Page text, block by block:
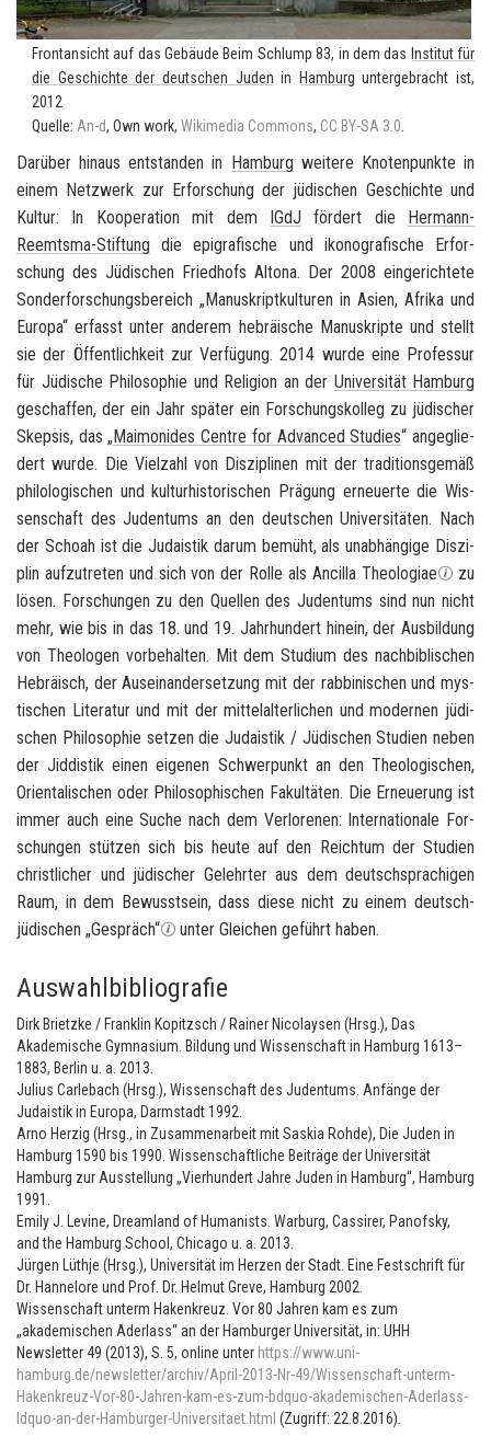
Front­an­sicht auf das Ge­bäu­de Beim Schlump 83, in dem das In­sti­tut für
die Ge­schich­te der deut­schen Juden in Ham­burg un­ter­ge­bracht ist,
2012
Quel­le: An-d, Own work, Wi­ki­me­dia Com­mons, CC BY-SA 3.0
Dar­über hin­aus ent­stan­den in Ham­burg wei­te­re Kno­ten­punk­te in
einem Netz­werk zur Er­for­schung der jü­di­schen Ge­schich­te und
Kul­tur: In Ko­ope­ra­ti­on mit dem IGdJ för­dert die Hermann-​
Reemtsma-Stiftung die epi­gra­fi­sche und iko­no­gra­fi­sche Er­for­
schung des Jü­di­schen Fried­hofs Al­to­na. Der 2008 ein­ge­rich­te­te
Son­der­for­schungs­be­reich „Ma­nu­skript­kul­tu­ren in Asien, Afri­ka und
Eu­ro­pa“ er­fasst unter an­de­rem he­bräi­sche Ma­nu­skrip­te und stellt
sie der Öf­fent­lich­keit zur Ver­fü­gung. 2014 wurde eine Pro­fes­sur
für Jü­di­sche Phi­lo­so­phie und Re­li­gi­on an der Uni­ver­si­tät Ham­burg
ge­schaf­fen, der ein Jahr spä­ter ein For­schungs­kol­leg zu jü­di­scher
Skep­sis, das „Mai­mo­n­ides Cent­re for Ad­van­ced Stu­dies“ an­ge­glie­
dert wurde. Die Viel­zahl von Dis­zi­pli­nen mit der tra­di­ti­ons­ge­mäß
phi­lo­lo­gi­schen und kul­tur­his­to­ri­schen Prä­gung er­neu­er­te die Wis­
sen­schaft des Ju­den­tums an den deut­schen Uni­ver­si­tä­ten. Nach
der Scho­ah ist die Ju­da­is­tik darum be­müht, als un­ab­hän­gi­ge Dis­zi­
plin auf­zu­tre­ten und sich von der Rolle als An­cil­la Theo­lo­giae
zu
lösen. For­schun­gen zu den Quel­len des Ju­den­tums sind nun nicht
mehr, wie bis in das 18. und 19. Jahr­hun­dert hin­ein, der Aus­bil­dung
von Theo­lo­gen vor­be­hal­ten. Mit dem Stu­di­um des nach­bi­bli­schen
He­brä­isch, der Aus­ein­an­der­set­zung mit der rab­bi­ni­schen und mys­
ti­schen Li­te­ra­tur und mit der mit­tel­al­ter­li­chen und mo­der­nen jü­di­
schen Phi­lo­so­phie set­zen die Ju­da­is­tik / Jü­di­schen Stu­di­en neben
der Jid­dis­tik einen ei­ge­nen Schwer­punkt an den Theo­lo­gi­schen,
Ori­en­ta­li­schen oder Phi­lo­so­phi­schen Fa­kul­tä­ten. Die Er­neue­rung ist
immer auch eine Suche nach dem Ver­lo­re­nen: In­ter­na­tio­na­le For­
schun­gen stüt­zen sich bis heute auf den Reich­tum der Stu­di­en
christ­li­cher und jü­di­scher Ge­lehr­ter aus dem deutsch­spra­chi­gen
Raum, in dem Be­wusst­sein, dass diese nicht zu einem deutsch-​
jüdischen „Ge­spräch“
unter Glei­chen ge­führt haben.
Auswahlbibliografie
Dirk Brietzke / Franklin Kopitzsch / Rainer Nicolaysen (Hrsg.), Das
Akademische Gymnasium. Bildung und Wissenschaft in Hamburg 1613–
1883, Berlin u. a. 2013.
Julius Carlebach (Hrsg.), Wissenschaft des Judentums. Anfänge der
Judaistik in Europa, Darmstadt 1992.
Arno Herzig (Hrsg., in Zusammenarbeit mit Saskia Rohde), Die Juden in
Hamburg 1590 bis 1990. Wissenschaftliche Beiträge der Universität
Hamburg zur Ausstellung „Vierhundert Jahre Juden in Hamburg“, Hamburg
1991.
Emily J. Levine, Dreamland of Humanists. Warburg, Cassirer, Panofsky,
and the Hamburg School, Chicago u. a. 2013.
Jürgen Lüthje (Hrsg.), Universität im Herzen der Stadt. Eine Festschrift für
Dr. Hannelore und Prof. Dr. Helmut Greve, Hamburg 2002.
Wissenschaft unterm Hakenkreuz. Vor 80 Jahren kam es zum
„akademischen Aderlass“ an der Hamburger Universität, in: UHH
Newsletter 49 (2013), S. 5, online unter https://www.uni-
hamburg.de/newsletter/archiv/April-2013-Nr-49/Wissenschaft-unterm-
Hakenkreuz-Vor-80-Jahren-kam-es-zum-bdquo-akademischen-Aderlass-
ldquo-an-der-Hamburger-Universitaet.html (Zugriff: 22.8.2016).